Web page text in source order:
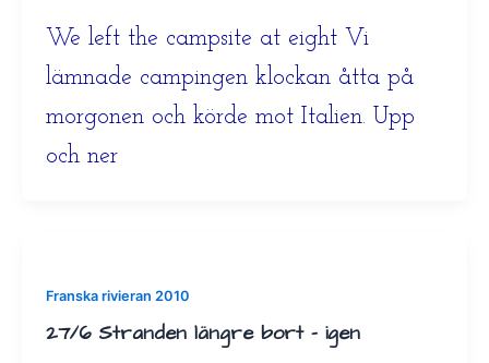
We left the campsite at eight Vi
lämnade campingen klockan åtta på
morgonen och körde mot Italien. Upp
och ner
Franska rivieran 2010
27/6 Stranden längre bort – igen